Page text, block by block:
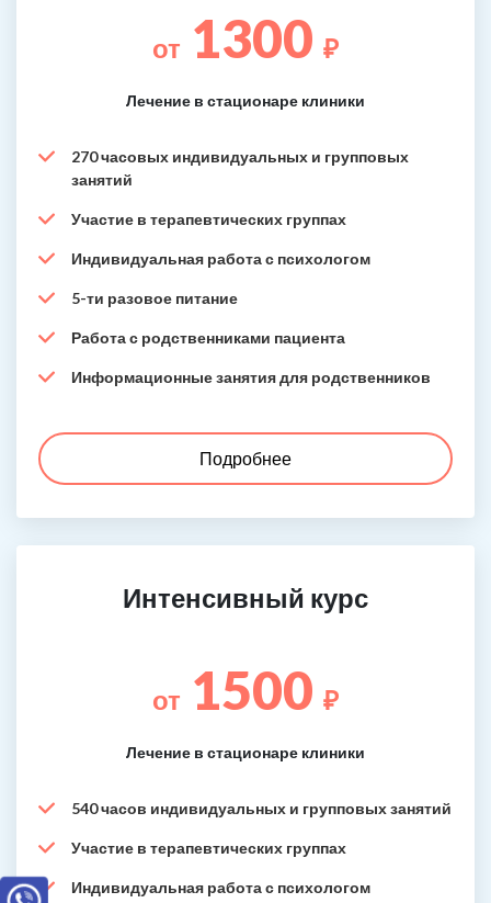
от 1300 ₽
Лечение в стационаре клиники
270 часовых индивидуальных и групповых
занятий
Участие в терапевтических группах
Индивидуальная работа с психологом
5-ти разовое питание
Работа с родственниками пациента
Информационные занятия для родственников
Подробнее
Интенсивный курс
от 1500 ₽
Лечение в стационаре клиники
540 часов индивидуальных и групповых занятий
Участие в терапевтических группах
Индивидуальная работа с психологом